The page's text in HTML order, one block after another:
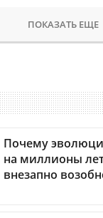
ПОКАЗАТЬ ЕЩЕ
Почему
на миллионы
внезапно